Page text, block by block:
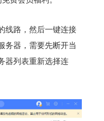
线路，然后一键连接
务器，需要先断开当
器列表重新选择连